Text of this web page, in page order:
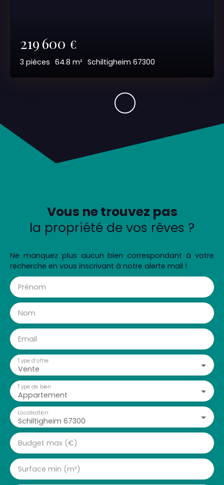
219 600 €
3 pièces 64.8 m² Schiltigheim 67300
Vous ne trouvez pas
la propriété de vos rêves ?
Ne manquez plus aucun bien correspondant à votre
recherche en vous inscrivant à notre alerte mail !
Prénom
Nom
Email
Vente
Type d'offre
Appartement
Type de bien
Schiltigheim 67300
Localisation
Budget max (€)
Surface min (m²)